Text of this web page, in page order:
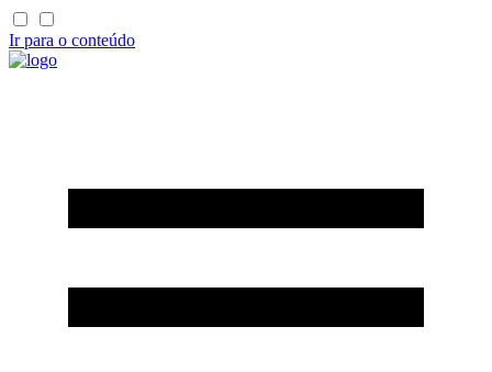
Ir para o conteúdo